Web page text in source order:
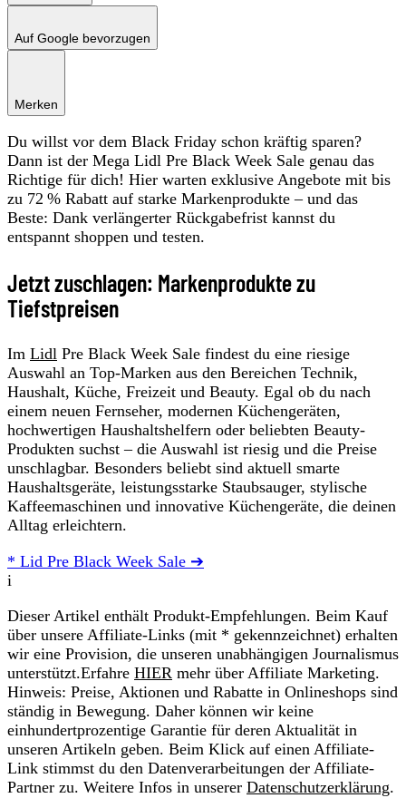
Auf Google bevorzugen
Merken
Du willst vor dem Black Friday schon kräftig sparen?
Dann ist der Mega Lidl Pre Black Week Sale genau das
Richtige für dich! Hier warten exklusive Angebote mit bis
zu 72 % Rabatt auf starke Markenprodukte – und das
Beste: Dank verlängerter Rückgabefrist kannst du
entspannt shoppen und testen.
Jetzt zuschlagen: Markenprodukte zu
Tiefstpreisen
Im Lidl Pre Black Week Sale findest du eine riesige
Auswahl an Top-Marken aus den Bereichen Technik,
Haushalt, Küche, Freizeit und Beauty. Egal ob du nach
einem neuen Fernseher, modernen Küchengeräten,
hochwertigen Haushaltshelfern oder beliebten Beauty-
Produkten suchst – die Auswahl ist riesig und die Preise
unschlagbar. Besonders beliebt sind aktuell smarte
Haushaltsgeräte, leistungsstarke Staubsauger, stylische
Kaffeemaschinen und innovative Küchengeräte, die deinen
Alltag erleichtern.
* Lid Pre Black Week Sale ➔
i
Dieser Artikel enthält Produkt-Empfehlungen. Beim Kauf
über unsere Affiliate-Links (mit * gekennzeichnet) erhalten
wir eine Provision, die unseren unabhängigen Journalismus
unterstützt.Erfahre HIER mehr über Affiliate Marketing.
Hinweis: Preise, Aktionen und Rabatte in Onlineshops sind
ständig in Bewegung. Daher können wir keine
einhundertprozentige Garantie für deren Aktualität in
unseren Artikeln geben. Beim Klick auf einen Affiliate-
Link stimmst du den Datenverarbeitungen der Affiliate-
Partner zu. Weitere Infos in unserer Datenschutzerklärung.